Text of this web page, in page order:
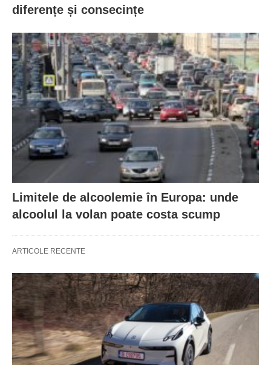
diferențe și consecințe
Limitele de alcoolemie în Europa: unde
alcoolul la volan poate costa scump
ARTICOLE RECENTE